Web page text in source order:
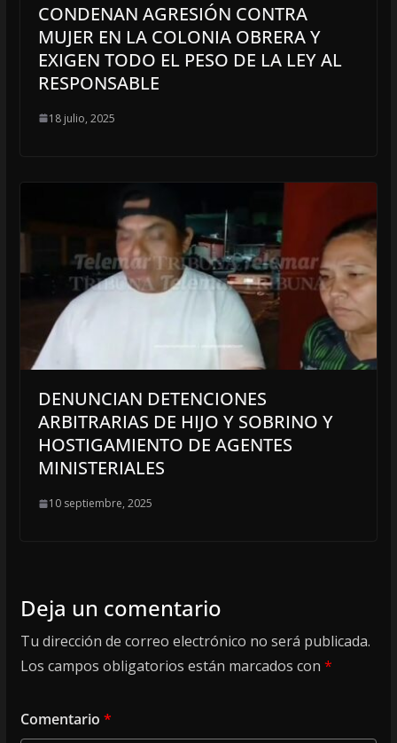
CONDENAN AGRESIÓN CONTRA
MUJER EN LA COLONIA OBRERA Y
EXIGEN TODO EL PESO DE LA LEY AL
RESPONSABLE
18 julio, 2025
DENUNCIAN DETENCIONES
ARBITRARIAS DE HIJO Y SOBRINO Y
HOSTIGAMIENTO DE AGENTES
MINISTERIALES
10 septiembre, 2025
Deja un comentario
Tu dirección de correo electrónico no será publicada.
Los campos obligatorios están marcados con *
Comentario *